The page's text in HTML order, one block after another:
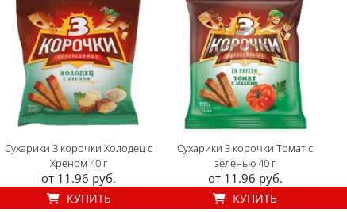
Сухарики 3 корочки Холодец c
Хреном 40 г
от 11.96 руб.
КУПИТЬ
Сухарики 3 корочки Томат с
зеленью 40 г
от 11.96 руб.
КУПИТЬ